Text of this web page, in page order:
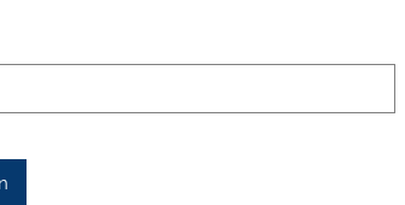
Bowle